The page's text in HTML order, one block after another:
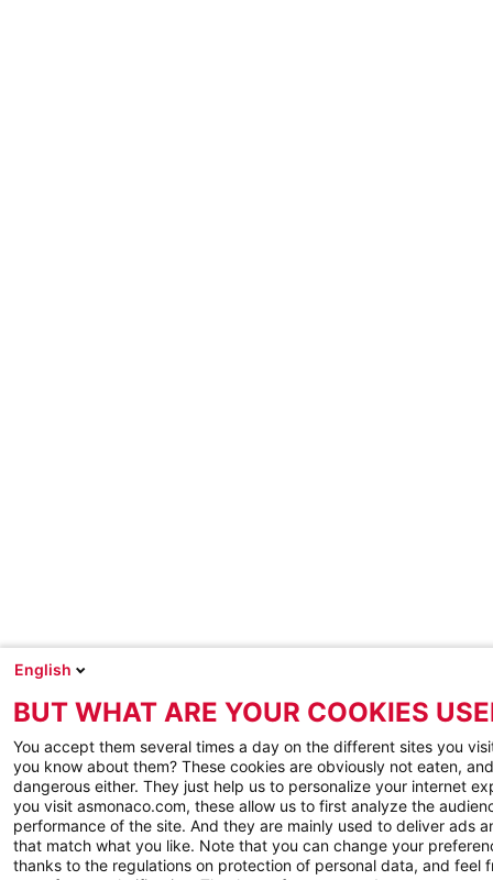
English
BUT WHAT ARE YOUR COOKIES
You accept them several times a day on the different sites you
you know about them? These cookies are obviously not eaten,
dangerous either. They just help us to personalize your internet
you visit asmonaco.com, these allow us to first analyze the
performance of the site. And they are mainly used to deliver ads
that match what you like. Note that you can change your
thanks to the regulations on protection of personal data, and feel